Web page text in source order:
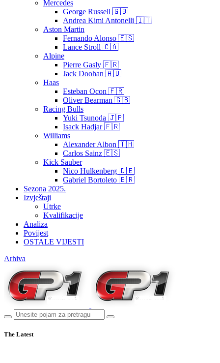
Mercedes
George Russell 🇬🇧
Andrea Kimi Antonelli 🇮🇹
Aston Martin
Fernando Alonso 🇪🇸
Lance Stroll 🇨🇦
Alpine
Pierre Gasly 🇫🇷
Jack Doohan 🇦🇺
Haas
Esteban Ocon 🇫🇷
Oliver Bearman 🇬🇧
Racing Bulls
Yuki Tsunoda 🇯🇵
Isack Hadjar 🇫🇷
Williams
Alexander Albon 🇹🇭
Carlos Sainz 🇪🇸
Kick Sauber
Nico Hulkenberg 🇩🇪
Gabriel Bortoleto 🇧🇷
Sezona 2025.
Izvještaji
Utrke
Kvalifikacije
Analiza
Povijest
OSTALE VIJESTI
Arhiva
The Latest